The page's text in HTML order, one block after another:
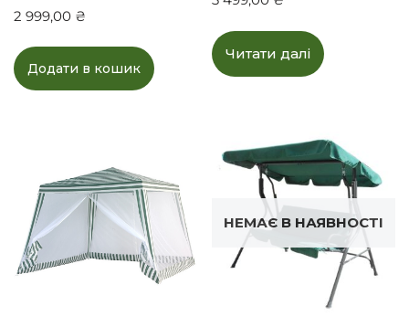
2 999,00 ₴
Додати в кошик
Читати далі
НЕМАЄ В НАЯВНОСТІ